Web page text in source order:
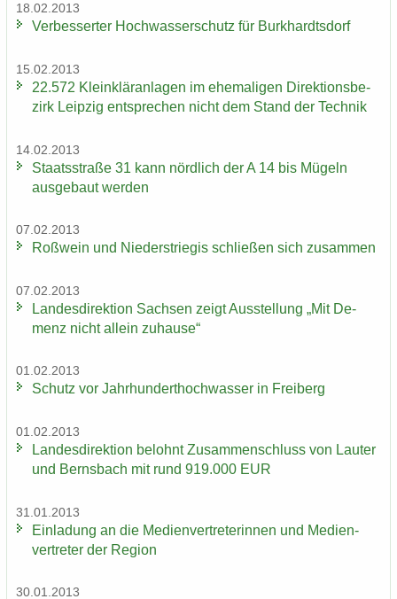
18.02.2013
Ver­bes­ser­ter Hoch­was­ser­schutz für Burk­hardts­dorf
15.02.2013
22.572 Klein­klär­an­la­gen im ehe­ma­li­gen Di­rek­ti­ons­be­
zirk Leip­zig ent­spre­chen nicht dem Stand der Tech­nik
14.02.2013
Staats­stra­ße 31 kann nörd­lich der A 14 bis Mü­geln
aus­ge­baut wer­den
07.02.2013
Roß­wein und Nie­der­s­trie­gis schlie­ßen sich zu­sam­men
07.02.2013
Lan­des­di­rek­ti­on Sach­sen zeigt Aus­stel­lung „Mit De­
menz nicht al­lein zu­hau­se“
01.02.2013
Schutz vor Jahr­hun­dert­hoch­was­ser in Frei­berg
01.02.2013
Lan­des­di­rek­ti­on be­lohnt Zu­sam­men­schluss von Lau­ter
und Berns­bach mit rund 919.000 EUR
31.01.2013
Ein­la­dung an die Me­di­en­ver­tre­te­rin­nen und Me­di­en­
ver­tre­ter der Re­gi­on
30.01.2013